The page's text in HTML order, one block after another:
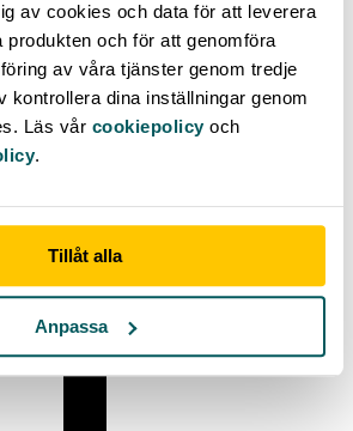
av cookies och data för att leverera
och för att genomföra
av våra tjänster genom tredje
kontrollera dina inställningar genom
Läs vår cookiepolicyoch
.
Tillåt alla
Anpassa